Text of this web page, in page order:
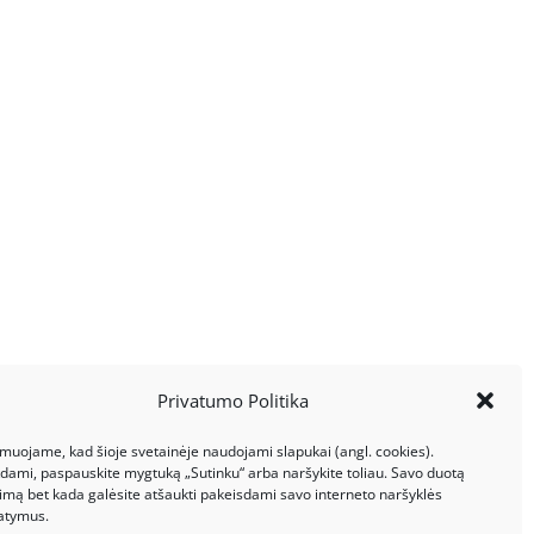
Privatumo Politika
kad šioje svetainėje naudojami slapukai (angl. cookies).
paspauskite mygtuką „Sutinku“ arba naršykite toliau. Savo duotą
bet kada galėsite atšaukti pakeisdami savo interneto naršyklės